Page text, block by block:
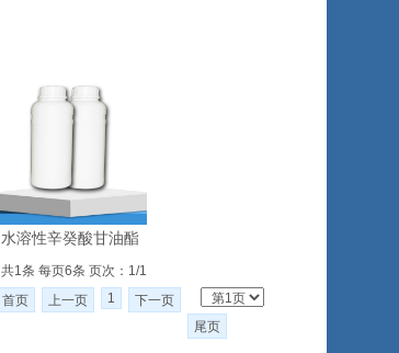
水溶性辛癸酸甘油酯
共1条 每页6条 页次：1/1
首页
上一页 1
下一页
尾页